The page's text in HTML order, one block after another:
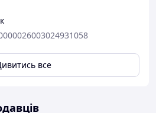
можлива доставка через
«Укрпошту» – уточнюйте
Ми піклуємося про вашу
зручність і надаємо лише
все